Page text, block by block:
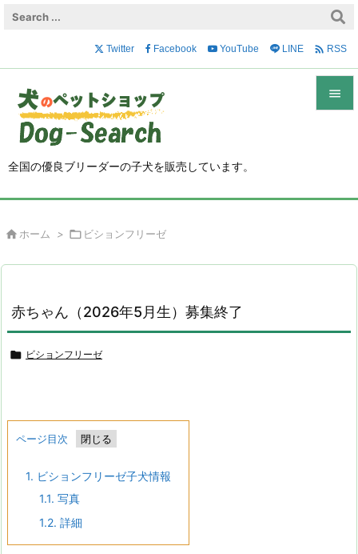
全国の優良ブリーダーの子犬を販売しています。

次へ
Twitter Facebook YouTube LINE  RSS
 ホーム >  ビションフリーゼ
赤ちゃん（2026年5月生）募集終了
 ビションフリーゼ
ページ目次
1. ビションフリーゼ子犬情報
1.1. 写真
1.2. 詳細